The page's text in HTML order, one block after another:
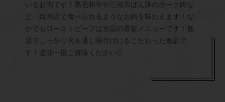
いるお肉です！黒毛和牛や三河市ばん豚のポーク肉な
ど、焼肉店で食べられるようなお肉を味わえます！な
かでもローストビーフは当店の看板メニューです！低
温でしっかり火を通し味付けにもこだわった逸品で
す！是非一度ご賞味ください◎